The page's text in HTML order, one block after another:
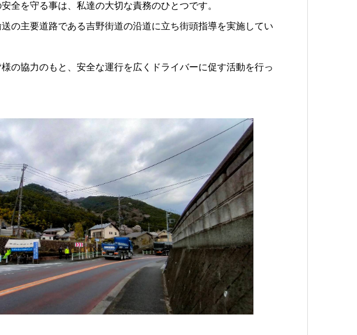
全を守る事は、私達の大切な責務のひとつです。
の主要道路である吉野街道の沿道に立ち街頭指導を実施してい
の協力のもと、安全な運行を広くドライバーに促す活動を行っ